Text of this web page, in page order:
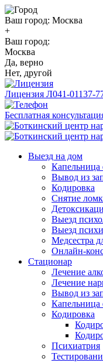
Ваш город: Москва
+
Ваш город:
Москва
Да, верно
Нет, другой
Лицензия Л041-01137-
Бесплатная
Выезд на дом
Капельница
Вывод из
Кодировка
Снятие
Выезд
Выезд
Медсестра
Онлайн-
Стационар
Лечение
Лечение
Вывод из
Капельница
Кодировка
Психиатрия